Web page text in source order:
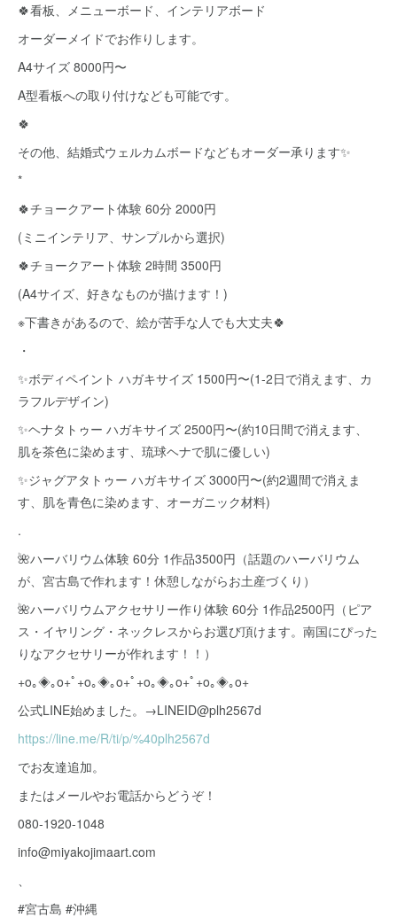
🍀看板、メニューボード、インテリアボード
オーダーメイドでお作りします。
A4サイズ 8000円〜
A型看板への取り付けなども可能です。
🍀
その他、結婚式ウェルカムボードなどもオーダー承ります✨
*
🍀チョークアート体験 60分 2000円
(ミニインテリア、サンプルから選択)
🍀チョークアート体験 2時間 3500円
(A4サイズ、好きなものが描けます！)
※下書きがあるので、絵が苦手な人でも大丈夫🍀
・
✨ボディペイント ハガキサイズ 1500円〜(1-2日で消えます、カ
ラフルデザイン)
✨ヘナタトゥー ハガキサイズ 2500円〜(約10日間で消えます、
肌を茶色に染めます、琉球ヘナで肌に優しい)
✨ジャグアタトゥー ハガキサイズ 3000円〜(約2週間で消えま
す、肌を青色に染めます、オーガニック材料)
.
🌺ハーバリウム体験 60分 1作品3500円（話題のハーバリウム
が、宮古島で作れます！休憩しながらお土産づくり）
🌺ハーバリウムアクセサリー作り体験 60分 1作品2500円（ピア
ス・イヤリング・ネックレスからお選び頂けます。南国にぴった
りなアクセサリーが作れます！！）
+o｡◈｡o+ﾟ+o｡◈｡o+ﾟ+o｡◈｡o+ﾟ+o｡◈｡o+
公式LINE始めました。→LINEID@plh2567d
https://line.me/R/ti/p/%40plh2567d
でお友達追加。
またはメールやお電話からどうぞ！
080-1920-1048
info@miyakojimaart.com
、
#宮古島 #沖縄